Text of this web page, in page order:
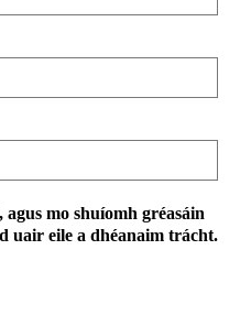
mo shuíomh gréasáin
uair eile a dhéanaim trácht.